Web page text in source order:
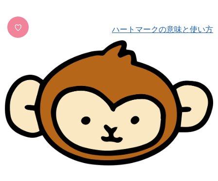
♡ ハートマークの意味と使い方